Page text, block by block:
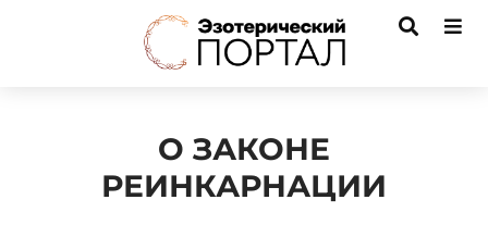
О ЗАКОНЕ
РЕИНКАРНАЦИИ